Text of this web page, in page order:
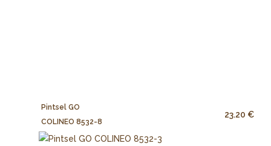
Pintsel GO
COLINEO 8532-8
23.20 €